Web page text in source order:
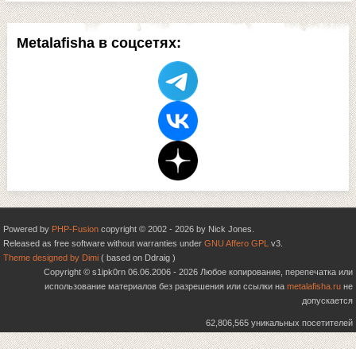
Metalafisha в соцсетях:
Powered by PHP-Fusion copyright © 2002 - 2026 by Nick Jones.
Released as free software without warranties under GNU Affero GPL v3.
Theme designed by Dimi ( based on Ddraig )
Copyright © s1ipk0rn 06.06.2006 - 2026 Любое копирование, перепечатка или
использование материалов без разрешения или ссылки на metalafisha.ru не
допускается
62,806,565 уникальных посетителей